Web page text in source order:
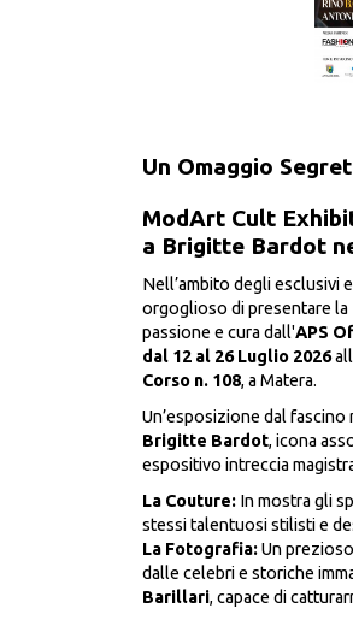
Un Omaggio
ModArt Cult
a Brigitte Bardot
Nell’ambito degli esclusivi
orgoglioso di presentare la
passione e cura dall'APS
dal 12 al 26 Luglio 2026
Corso n. 108, a Matera.
Un’esposizione dal
Brigitte Bardot, icona
espositivo intreccia
La Couture: In mostra gli
stessi talentuosi stilisti e
La Fotografia:Un
dalle celebri e storiche
Barillari, capace di